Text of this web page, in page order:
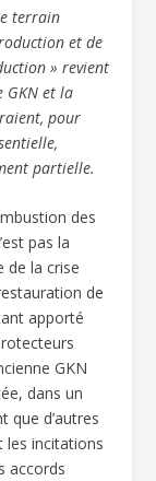
terrain
et de
» revient
GKN et la
pour
partielle.
des
pas la
de la crise
de
apporté
GKN
dans un
que d’autres
les incitations
accords